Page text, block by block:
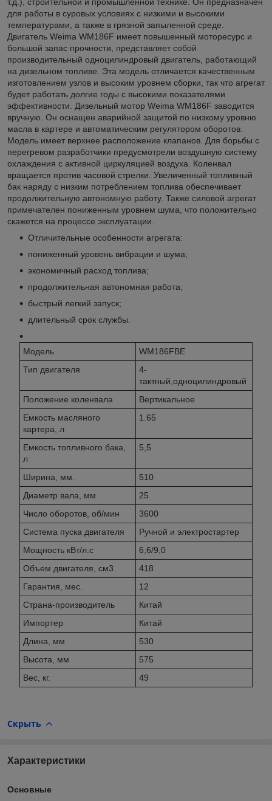
для работы в суровых условиях с низкими и высокими
температурами, а также в грязной запыленной среде.
Двигатель Weima WM186F имеет повышенный моторесурс и
большой запас прочности, представляет собой
производительный одноцилиндровый двигатель, работающий
на дизельном топливе. Эта модель отличается качественным
изготовлением узлов и высоким уровнем сборки, так что агрегат
будет работать долгие годы с высокими показателями
эффективности. Дизельный мотор Weima WM186F заводится
вручную. Он оснащен аварийной защитой по низкому уровню
масла в картере и автоматическим регулятором оборотов.
Модель имеет верхнее расположение клапанов. Для борьбы с
перегревом разработчики предусмотрели воздушную систему
охлаждения с активной циркуляцией воздуха. Коленвал
вращается против часовой стрелки. Увеличенный топливный
бак наряду с низким потреблением топлива обеспечивает
продолжительную автономную работу. Также силовой агрегат
примечателен пониженным уровнем шума, что положительно
скажется на процессе эксплуатации.
Отличительные особенности агрегата:
пониженный уровень вибрации и шума;
экономичный расход топлива;
продолжительная автономная работа;
быстрый легкий запуск;
длительный срок службы.
Модель
WM186FBE
Тип двигателя
4-
тактный,одноцилиндровый
Положение коленвала
Вертикальное
Емкость масляного
картера, л
1.65
Емкость топливного бака,
л
5,5
Ширина, мм.
510
Диаметр вала, мм
25
Число оборотов, об/мин
3600
Система пуска двигателя
Ручной и электростартер
Мощность кВт/л.с
6,6/9,0
Объем двигателя, см3
418
Гарантия, мес.
12
Страна-производитель
Китай
Импортер
Китай
Длина, мм
530
Высота, мм
575
Вес, кг.
49
Скрыть
Характеристики
Основные